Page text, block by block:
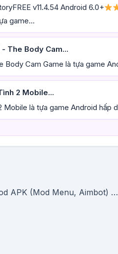
v11.4.54 Android 6.0+
game...
The Body Cam...
Body Cam Game là tựa game
2 Mobile...
Mobile là tựa game Android hấp
Tải Call of Duty Mobile Mod APK (Mod Menu, Aimbot) Mới Nhất 2026